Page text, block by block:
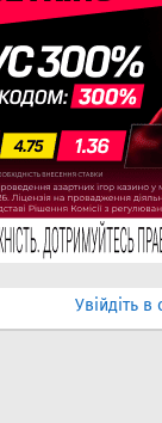
Увійдіть в